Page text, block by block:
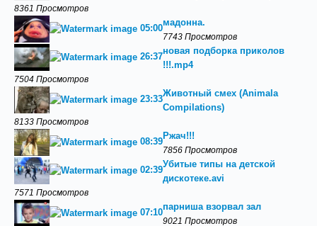
8361 Просмотров
05:00
мадонна.
7743 Просмотров
26:37
новая подборка приколов
!!!.mp4
7504 Просмотров
23:33
Животный смех (Animala
Compilations)
8133 Просмотров
08:39
Ржач!!!
7856 Просмотров
02:39
Убитые типы на детской
дискотеке.avi
7571 Просмотров
07:10
парниша взорвал зал
9021 Просмотров